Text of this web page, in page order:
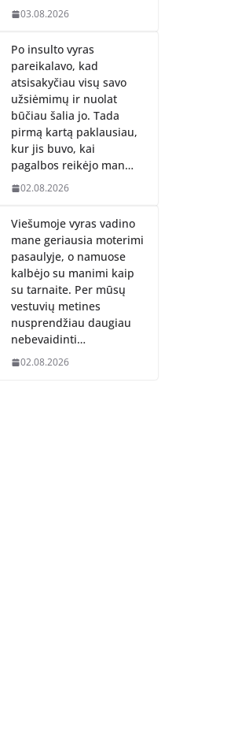
03.08.2026
Po insulto vyras
pareikalavo, kad
atsisakyčiau visų savo
užsiėmimų ir nuolat
būčiau šalia jo. Tada
pirmą kartą paklausiau,
kur jis buvo, kai
pagalbos reikėjo man…
02.08.2026
Viešumoje vyras vadino
mane geriausia moterimi
pasaulyje, o namuose
kalbėjo su manimi kaip
su tarnaite. Per mūsų
vestuvių metines
nusprendžiau daugiau
nebevaidinti…
02.08.2026